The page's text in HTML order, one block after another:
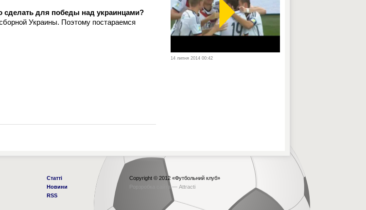
сделать для победы над украинцами?
Украины. Поэтому постараемся
14 липня 2014 00:42
Статті
Новини
RSS
Copyright © 2012 «Футбольний клуб»
Рорзробка сайта — Attracti